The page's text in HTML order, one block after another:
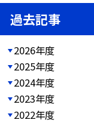
過去記事
2026年度
2025年度
2024年度
2023年度
2022年度